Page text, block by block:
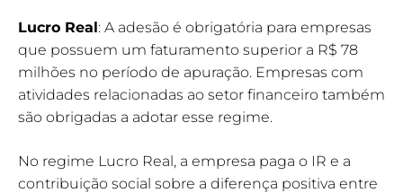
Lucro Real: A adesão é obrigatória para empresas
que possuem um faturamento superior a R$ 78
milhões no período de apuração. Empresas com
atividades relacionadas ao setor financeiro também
são obrigadas a adotar esse regime.
No regime Lucro Real, a empresa paga o IR e a
contribuição social sobre a diferença positiva entre